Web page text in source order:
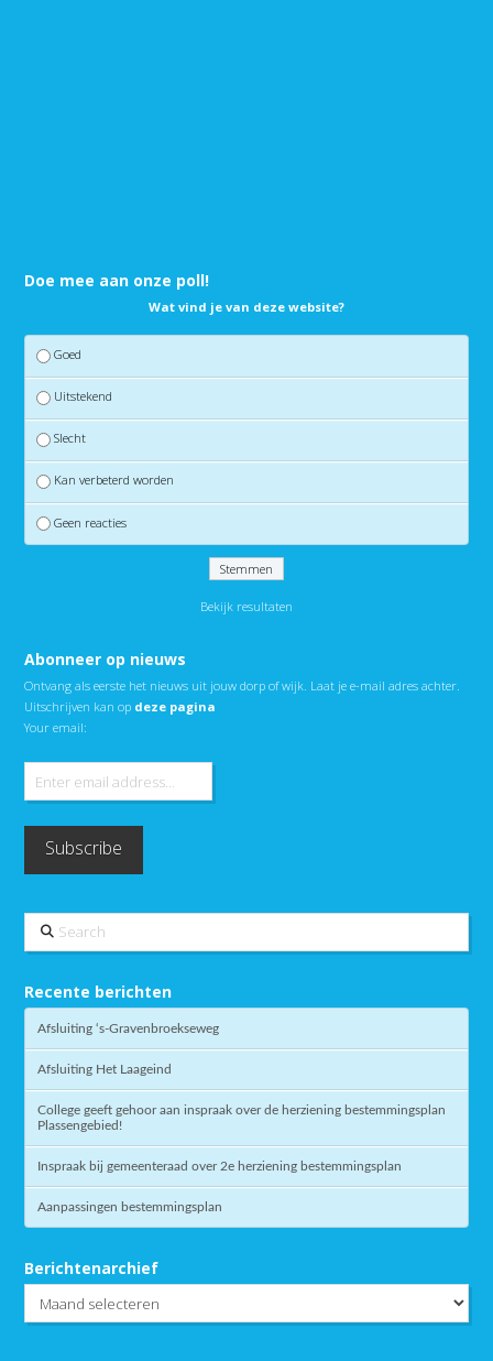
Doe mee aan onze poll!
Wat vind je van deze website?
Goed
Uitstekend
Slecht
Kan verbeterd worden
Geen reacties
Bekijk resultaten
Abonneer op nieuws
Ontvang als eerste het nieuws uit jouw dorp of wijk. Laat je e-mail adres achter.
Uitschrijven kan op deze pagina
Your email:
Search
Recente berichten
Afsluiting ‘s-Gravenbroekseweg
Afsluiting Het Laageind
College geeft gehoor aan inspraak over de herziening bestemmingsplan
Plassengebied!
Inspraak bij gemeenteraad over 2e herziening bestemmingsplan
Aanpassingen bestemmingsplan
Berichtenarchief